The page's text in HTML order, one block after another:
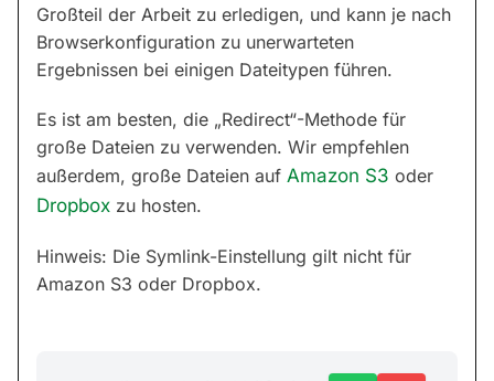
Großteil der Arbeit zu erledigen, und kann je nach
Browserkonfiguration zu unerwarteten
Ergebnissen bei einigen Dateitypen führen.
Es ist am besten, die „Redirect“-Methode für
große Dateien zu verwenden. Wir empfehlen
außerdem, große Dateien auf Amazon S3 oder
Dropbox zu hosten.
Hinweis: Die Symlink-Einstellung gilt nicht für
Amazon S3 oder Dropbox.